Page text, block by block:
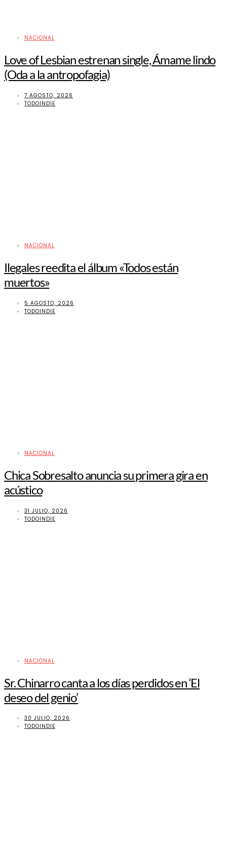
NACIONAL
Love of Lesbian estrenan single, Ámame lindo
(Oda a la antropofagia)
7 AGOSTO, 2026
TODOINDIE
NACIONAL
Ilegales reedita el álbum «Todos están
muertos»
5 AGOSTO, 2026
TODOINDIE
NACIONAL
Chica Sobresalto anuncia su primera gira en
acústico
31 JULIO, 2026
TODOINDIE
NACIONAL
Sr. Chinarro canta a los días perdidos en ‘El
deseo del genio’
30 JULIO, 2026
TODOINDIE